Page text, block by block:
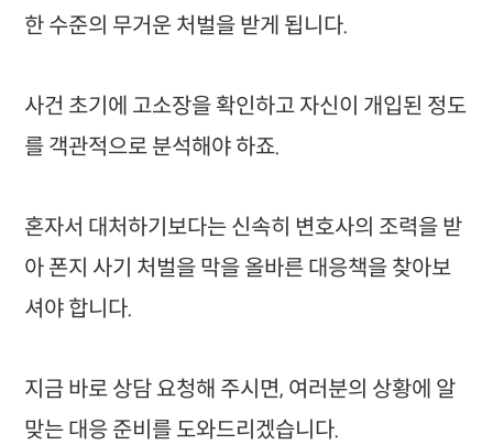
한 수준의 무거운 처벌을 받게 됩니다.
사건 초기에 고소장을 확인하고 자신이 개입된 정도
를 객관적으로 분석해야 하죠.
혼자서 대처하기보다는 신속히 변호사의 조력을 받
아 폰지 사기 처벌을 막을 올바른 대응책을 찾아보
셔야 합니다.
지금 바로 상담 요청해 주시면, 여러분의 상황에 알
맞는 대응 준비를 도와드리겠습니다.